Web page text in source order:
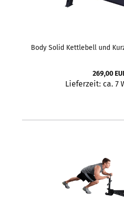
Body Solid Kettlebell und
269,00
Lieferzeit: ca. 7